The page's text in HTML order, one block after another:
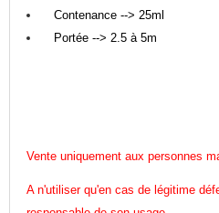
Contenance --> 25ml
Portée --> 2.5 à 5m
Vente uniquement aux personnes
A n'utiliser qu'en cas de légitime